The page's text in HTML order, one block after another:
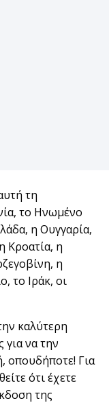
τη
το Ηνωμένο
η Ουγγαρία,
Κροατία, η
η
το Ιράκ, οι
καλύτερη
να την
οπουδήποτε! Για
ότι έχετε
της